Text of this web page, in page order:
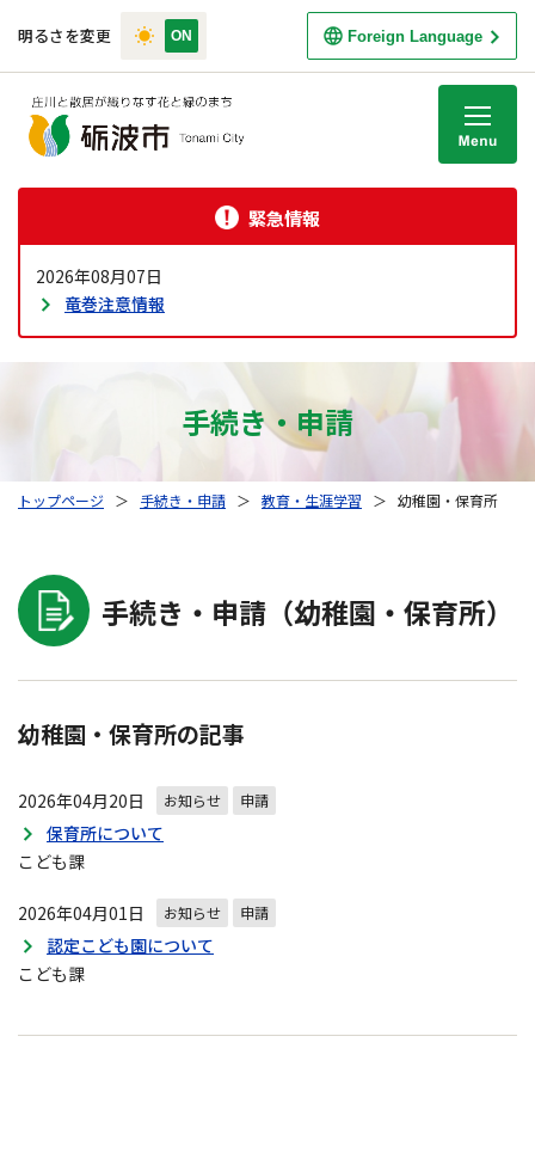
明るさを変更 Foreign Language
緊急情報
2026年08月07日
竜巻注意情報
手続き・申請
トップページ ＞ 手続き・申請 ＞ 教育・生涯学習 ＞ 幼稚園・保育所
手続き・申請（幼稚園・保育所）
幼稚園・保育所の記事
2026年04月20日 お知らせ 申請
保育所について
こども課
2026年04月01日 お知らせ 申請
認定こども園について
こども課